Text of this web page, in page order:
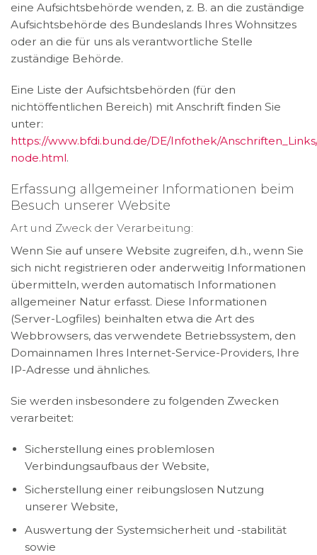
eine Aufsichtsbehörde wenden, z. B. an die zuständige
Aufsichtsbehörde des Bundeslands Ihres Wohnsitzes
oder an die für uns als verantwortliche Stelle
zuständige Behörde.
Eine Liste der Aufsichtsbehörden (für den
nichtöffentlichen Bereich) mit Anschrift finden Sie
unter:
https://www.bfdi.bund.de/DE/Infothek/
node.html.
Erfassung allgemeiner Informationen beim
Besuch unserer Website
Art und Zweck der Verarbeitung:
Wenn Sie auf unsere Website zugreifen, d.h., wenn Sie
sich nicht registrieren oder anderweitig Informationen
übermitteln, werden automatisch Informationen
allgemeiner Natur erfasst. Diese Informationen
(Server-Logfiles) beinhalten etwa die Art des
Webbrowsers, das verwendete Betriebssystem, den
Domainnamen Ihres Internet-Service-Providers, Ihre
IP-Adresse und ähnliches.
Sie werden insbesondere zu folgenden Zwecken
verarbeitet:
Sicherstellung eines problemlosen
Verbindungsaufbaus der Website,
Sicherstellung einer reibungslosen Nutzung
unserer Website,
Auswertung der Systemsicherheit und -stabilität
sowie